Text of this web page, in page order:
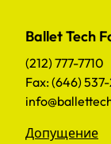
Ballet Tech
(212) 777-7710
Fax: (646)
Допущение